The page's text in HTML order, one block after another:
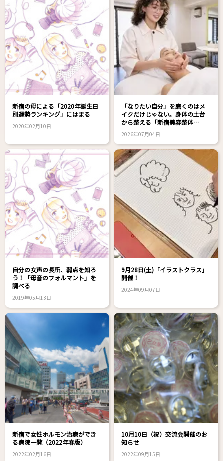
新宿の母による「2020年誕生日
別運勢ランキング」にはまる
2020年02月10日
「なりたい自分」を磨くのはメ
イクだけじゃない。身体の土台
から整える「新宿美容整体
2026年07月04日
自分の女声の長所、弱点を知ろ
う！「母音のフォルマント」を
調べる
2019年05月13日
9月28日(土)「イラストクラス」
開催！
2024年09月07日
新宿で女性ホルモン治療ができ
る病院一覧（2022年春版）
2022年02月16日
10月10日（祝）交流会開催のお
知らせ
2022年09月15日